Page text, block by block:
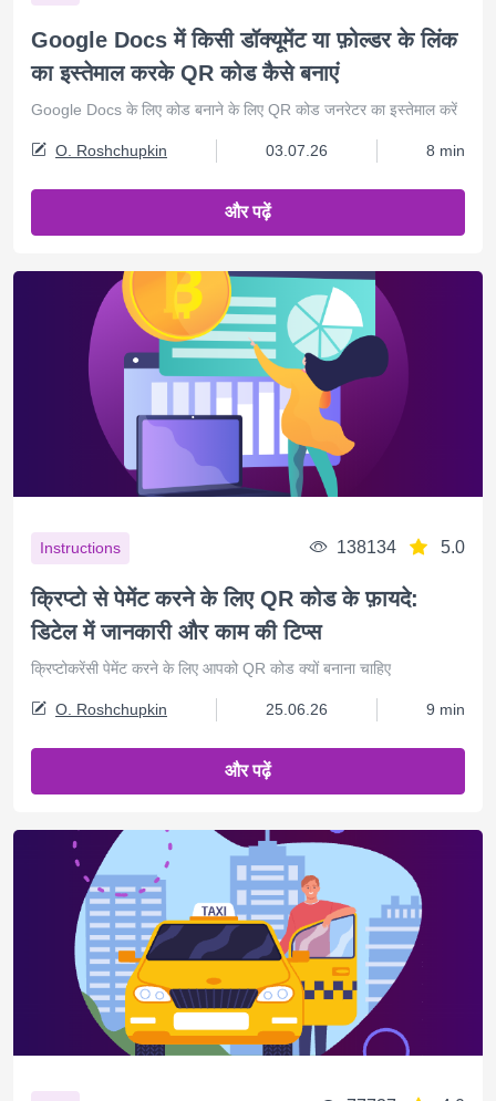
Google Docs में किसी डॉक्यूमेंट या फ़ोल्डर के लिंक
का इस्तेमाल करके QR कोड कैसे बनाएं
Google Docs के लिए कोड बनाने के लिए QR कोड जनरेटर का इस्तेमाल करें
O. Roshchupkin 03.07.26 8 min
और पढ़ें
Instructions 138134 5.0
क्रिप्टो से पेमेंट करने के लिए QR कोड के फ़ायदे:
डिटेल में जानकारी और काम की टिप्स
क्रिप्टोकरेंसी पेमेंट करने के लिए आपको QR कोड क्यों बनाना चाहिए
O. Roshchupkin 25.06.26 9 min
और पढ़ें